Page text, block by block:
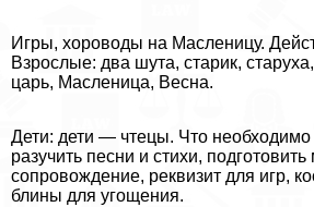
Игры, хороводы на Масленицу.
Взрослые: два шута, старик,
царь, Масленица, Весна.
Дети: дети — чтецы. Что необходимо
разучить песни и стихи,
сопровождение, реквизит для игр,
блины для угощения.